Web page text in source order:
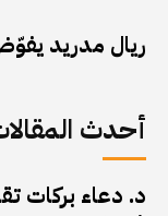
ريال مدريد
أحدث
د. دعاء بركات